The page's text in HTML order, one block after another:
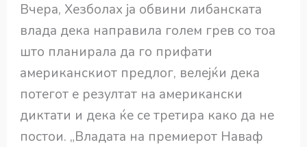
Вчера, Хезболах ја обвини либанската
влада дека направила голем грев со тоа
што планирала да го прифати
американскиот предлог, велејќи дека
потегот е резултат на американски
диктати и дека ќе се третира како да не
постои. „Владата на премиерот Наваф